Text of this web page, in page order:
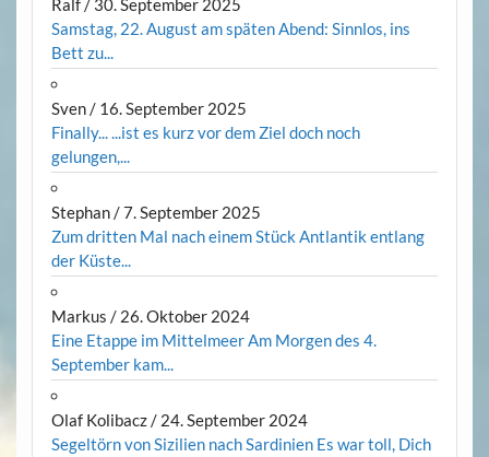
Ralf/ 30. September 2025
Samstag, 22. August am späten Abend: Sinnlos, ins
Bett zu...
Sven/ 16. September 2025
Finally... ...ist es kurz vor dem Ziel doch noch
gelungen,...
Stephan/7. September 2025
Zum dritten Mal nach einem Stück Antlantik entlang
der Küste...
Markus / 26. Oktober 2024
Eine Etappe im Mittelmeer Am Morgen des 4.
September kam...
Olaf Kolibacz/ 24. September 2024
Segeltörn von Sizilien nach Sardinien Es war toll, Dich